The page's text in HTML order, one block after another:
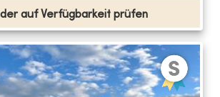
auf Verfügbarkeit prüfen